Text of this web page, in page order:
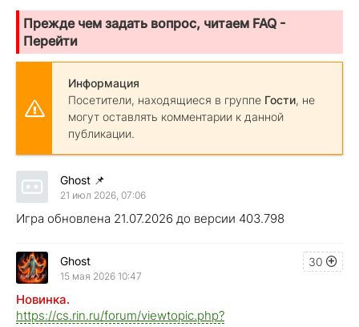
Прежде чем задать вопрос, читаем FAQ -
Перейти
Информация
Посетители, находящиеся в группе Гости, не
могут оставлять комментарии к данной
публикации.
Ghost 📌
21 июл 2026, 07:06
Игра обновлена 21.07.2026 до версии 403.798
30
Ghost
15 мая 2026 10:47
Новинка.
https://cs.rin.ru/forum/viewtopic.php?